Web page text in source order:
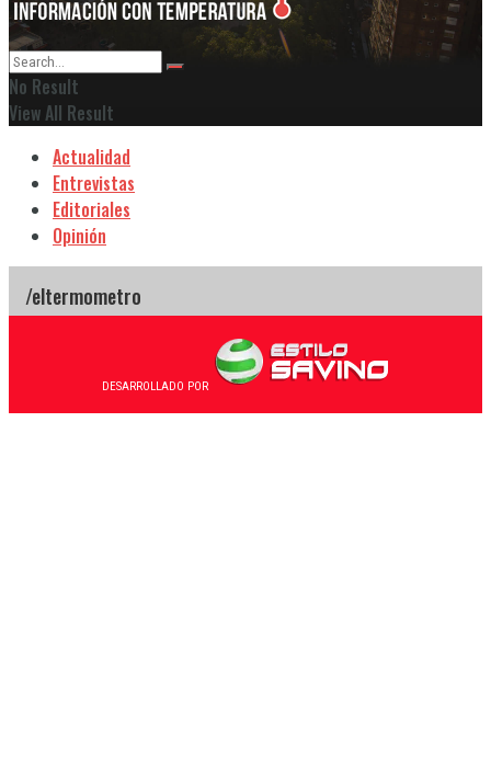
No Result
View All Result
Actualidad
Entrevistas
Editoriales
Opinión
DESARROLLADO POR